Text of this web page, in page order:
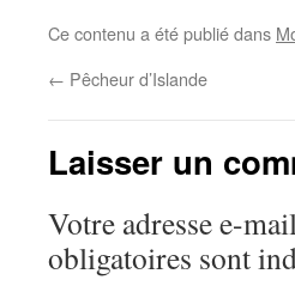
Ce contenu a été publié dans
← Pêcheur d’Islande
Laisser un
Votre adresse e-
obligatoires sont